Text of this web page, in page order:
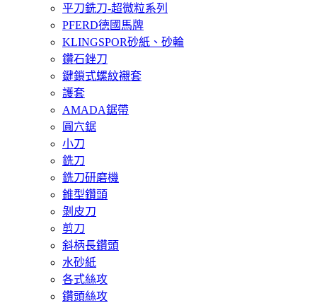
平刀銑刀-超微粒系列
PFERD德國馬牌
KLINGSPOR砂紙、砂輪
鑽石銼刀
鍵鎖式螺紋襯套
護套
AMADA鋸帶
圓穴鋸
小刀
銑刀
銑刀研磨機
錐型鑽頭
剝皮刀
剪刀
斜柄長鑽頭
水砂紙
各式絲攻
鑽頭絲攻